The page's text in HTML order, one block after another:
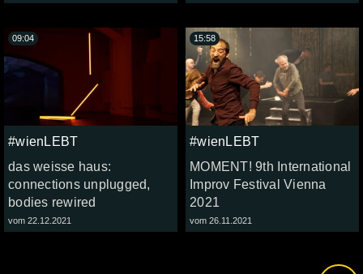
#wienLEBT
das weisse haus:
connections unplugged,
bodies rewired
vom 22.12.2021
09:04
#wienLEBT
MOMENT! 9th International
Improv Festival Vienna
2021
vom 26.11.2021
15:58